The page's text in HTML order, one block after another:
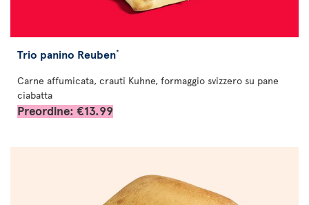
Trio panino Reuben*
Carne affumicata, crauti Kuhne, formaggio svizzero su pane
ciabatta
Preordine: €13.99